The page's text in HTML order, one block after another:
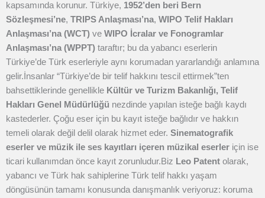
kapsamında korunur. Türkiye, 1952’den beri Bern
Sözleşmesi’ne, TRIPS Anlaşması’na, WIPO Telif Hakları
Anlaşması’na (WCT) ve WIPO İcralar ve Fonogramlar
Anlaşması’na (WPPT) taraftır; bu da yabancı eserlerin
Türkiye’de Türk eserleriyle aynı korumadan yararlandığı anlamına
gelir.İnsanlar “Türkiye’de bir telif hakkını tescil ettirmek”ten
bahsettiklerinde genellikle Kültür ve Turizm Bakanlığı, Telif
Hakları Genel Müdürlüğü nezdinde yapılan isteğe bağlı kaydı
kastederler. Çoğu eser için bu kayıt isteğe bağlıdır ve hakkın
temeli olarak değil delil olarak hizmet eder. Sinematografik
eserler ve müzik ile ses kayıtları içeren müzikal eserler için ise
ticari kullanımdan önce kayıt zorunludur.Biz Leo Patent olarak,
yabancı ve Türk hak sahiplerine Türk telif hakkı yaşam
döngüsünün tamamı konusunda danışmanlık veriyoruz: koruma